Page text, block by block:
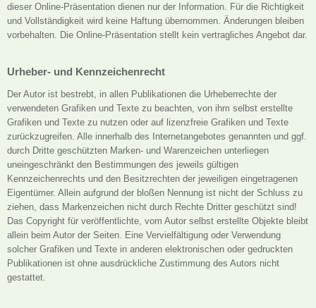
dieser Online-Präsentation dienen nur der Information. Für die Richtigkeit
und Vollständigkeit wird keine Haftung übernommen. Änderungen bleiben
vorbehalten. Die Online-Präsentation stellt kein vertragliches Angebot dar.
Urheber- und Kennzeichenrecht
Der Autor ist bestrebt, in allen Publikationen die Urheberrechte der
verwendeten Grafiken und Texte zu beachten, von ihm selbst erstellte
Grafiken und Texte zu nutzen oder auf lizenzfreie Grafiken und Texte
zurückzugreifen. Alle innerhalb des Internetangebotes genannten und ggf.
durch Dritte geschützten Marken- und Warenzeichen unterliegen
uneingeschränkt den Bestimmungen des jeweils gültigen
Kennzeichenrechts und den Besitzrechten der jeweiligen eingetragenen
Eigentümer. Allein aufgrund der bloßen Nennung ist nicht der Schluss zu
ziehen, dass Markenzeichen nicht durch Rechte Dritter geschützt sind!
Das Copyright für veröffentlichte, vom Autor selbst erstellte Objekte bleibt
allein beim Autor der Seiten. Eine Vervielfältigung oder Verwendung
solcher Grafiken und Texte in anderen elektronischen oder gedruckten
Publikationen ist ohne ausdrückliche Zustimmung des Autors nicht
gestattet.